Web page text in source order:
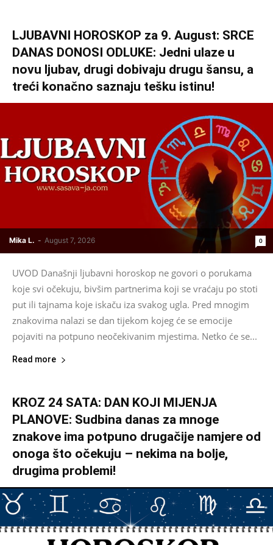
LJUBAVNI HOROSKOP za 9. August: SRCE
DANAS DONOSI ODLUKE: Jedni ulaze u
novu ljubav, drugi dobivaju drugu šansu, a
treći konačno saznaju tešku istinu!
Mika L. - August 7, 2026 0
UVOD Današnji ljubavni horoskop ne govori o porukama
koje svi očekuju, bivšim partnerima koji se vraćaju po stoti
put ili tajnama koje iskaču iza svakog ugla. Pred mnogim
znakovima nalazi se dan tijekom kojeg će se emocije
pojaviti na potpuno neočekivanim mjestima. Netko će se...
Read more
KROZ 24 SATA: DAN KOJI MIJENJA
PLANOVE: Sudbina danas za mnoge
znakove ima potpuno drugačije namjere od
onoga što očekuju – nekima na bolje,
drugima problemi!